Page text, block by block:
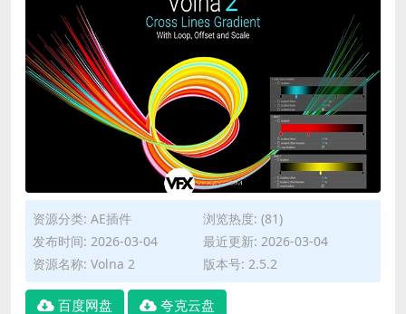
资源分类: AE插件
浏览热度: (81)
发布时间: 2026-03-04
最近更新: 2026-03-04
资源名称: Volna 2
版本号: 2.5.2
百度网盘 夸克云盘